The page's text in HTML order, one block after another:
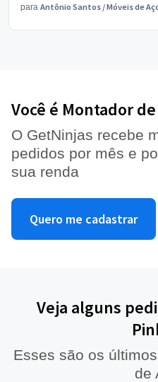
para Antônio Santos /Móveis de
Você é Montador
O GetNinjas recebe
pedidos por mês e
sua renda
Quero me cadastrar
Veja alguns
Esses são os
de